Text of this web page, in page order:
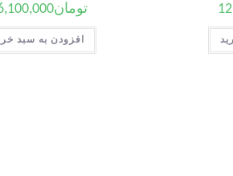
تومان
افزودن به سبد